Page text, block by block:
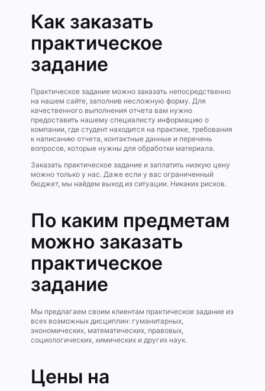
Как заказать
практическое
задание
Практическое задание можно заказать непосредственно
на нашем сайте, заполнив несложную форму. Для
качественного выполнения отчета вам нужно
предоставить нашему специалисту информацию о
компании, где студент находится на практике, требования
к написанию отчета, контактные данные и перечень
вопросов, которые нужны для обработки материала.
Заказать практическое задание и заплатить низкую цену
можно только у нас. Даже если у вас ограниченный
бюджет, мы найдем выход из ситуации. Никаких рисков.
По каким предметам
можно заказать
практическое
задание
Мы предлагаем своим клиентам практическое задание из
всех возможных дисциплин: гуманитарных,
экономических, математических, правовых,
социологических, химических и других наук.
Цены на